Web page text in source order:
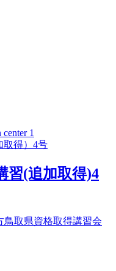
習(追加取得)4
鳥取県資格取得講習会